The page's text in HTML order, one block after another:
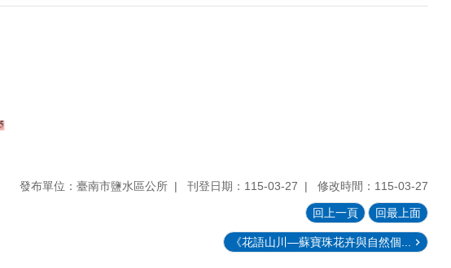
發布單位：臺南市鹽水區公所 刊登日期：115-03-27 修改時間：115-03-27
回上一頁 回最上面
《花語山川—蘇寶珠花卉與自然個...